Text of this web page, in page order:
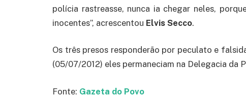
polícia rastreasse, nunca ia chegar neles,
inocentes”, acrescentou Elvis Secco.
Os três presos responderão por peculato e
(05/07/2012) eles permaneciam na Delegacia da
Fonte: Gazeta do Povo